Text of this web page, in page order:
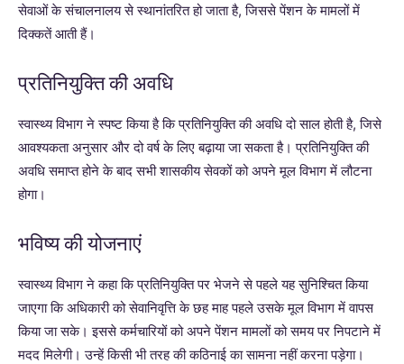
सेवाओं के संचालनालय से स्थानांतरित हो जाता है, जिससे पेंशन के मामलों में
दिक्कतें आती हैं।
प्रतिनियुक्ति की अवधि
स्वास्थ्य विभाग ने स्पष्ट किया है कि प्रतिनियुक्ति की अवधि दो साल होती है, जिसे
आवश्यकता अनुसार और दो वर्ष के लिए बढ़ाया जा सकता है। प्रतिनियुक्ति की
अवधि समाप्त होने के बाद सभी शासकीय सेवकों को अपने मूल विभाग में लौटना
होगा।
भविष्य की योजनाएं
स्वास्थ्य विभाग ने कहा कि प्रतिनियुक्ति पर भेजने से पहले यह सुनिश्चित किया
जाएगा कि अधिकारी को सेवानिवृत्ति के छह माह पहले उसके मूल विभाग में वापस
किया जा सके। इससे कर्मचारियों को अपने पेंशन मामलों को समय पर निपटाने में
मदद मिलेगी। उन्हें किसी भी तरह की कठिनाई का सामना नहीं करना पड़ेगा।